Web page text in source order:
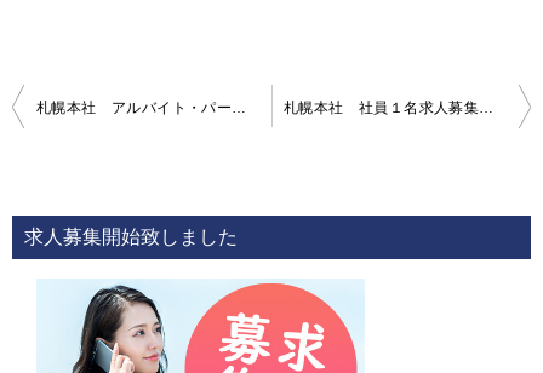
投
ビ
ゲ
求人募集開始致しました